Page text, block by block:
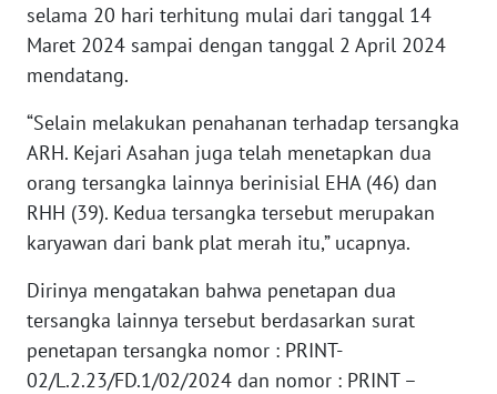
selama 20 hari terhitung mulai dari tanggal 14
Maret 2024 sampai dengan tanggal 2 April 2024
mendatang.
“Selain melakukan penahanan terhadap tersangka
ARH. Kejari Asahan juga telah menetapkan dua
orang tersangka lainnya berinisial EHA (46) dan
RHH (39). Kedua tersangka tersebut merupakan
karyawan dari bank plat merah itu,” ucapnya.
Dirinya mengatakan bahwa penetapan dua
tersangka lainnya tersebut berdasarkan surat
penetapan tersangka nomor : PRINT-
02/L.2.23/FD.1/02/2024 dan nomor : PRINT –
SULBAR
WN
WN
SUMBAR
WN
WN
BENGKULU